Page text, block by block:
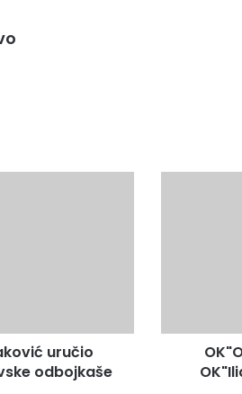
uručio
odbojkaše